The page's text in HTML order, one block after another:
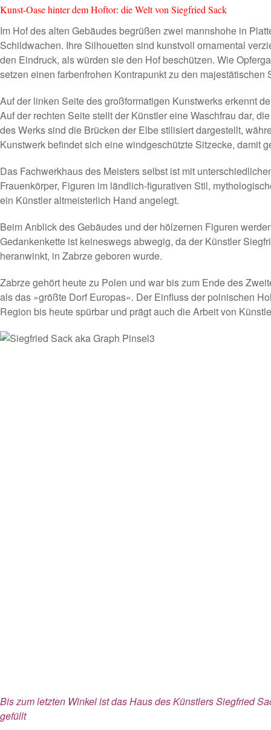
Kunst-Oase hinter dem Hoftor: die Welt von Siegfried Sack
Im Hof des alten Gebäudes begrüßen zwei mannshohe in
Schildwachen. Ihre Silhouetten sind kunstvoll ornamental
den Eindruck, als würden sie den Hof beschützen. Wie
setzen einen farbenfrohen Kontrapunkt zu den majestätischen
Auf der linken Seite des großformatigen Kunstwerks erkennt
Auf der rechten Seite stellt der Künstler eine Waschfrau dar,
des Werks sind die Brücken der Elbe stilisiert dargestellt,
Kunstwerk befindet sich eine windgeschützte Sitzecke, damit
Das Fachwerkhaus des Meisters selbst ist mit
Frauenkörper, Figuren im ländlich-figurativen Stil,
ein Künstler altmeisterlich Hand angelegt.
Beim Anblick des Gebäudes und der hölzernen Figuren
Gedankenkette ist keineswegs abwegig, da der Künstler
heranwinkt, in Zabrze geboren wurde.
Zabrze gehört heute zu Polen und war bis zum Ende des
als das »größte Dorf Europas«. Der Einfluss der polnischen
Region bis heute spürbar und prägt auch die Arbeit von
Bis zum letzten Winkel ist das Haus des Künstlers Siegfried
gefüllt